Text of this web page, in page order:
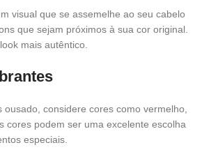
visual que se assemelhe ao seu cabelo
que sejam próximos à sua cor original.
mais autêntico.
ousado, considere cores como vermelho,
cores podem ser uma excelente escolha
especiais.